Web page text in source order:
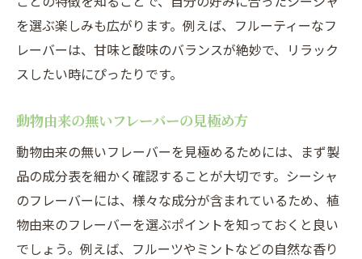
を選ぶ楽しみも広がります。例えば、フルーティーなフ
レーバーは、甘味と酸味のバランスが絶妙で、リラック
スしたい時にぴったりです。
動物由来の無いフレーバーの見極め方
動物由来の無いフレーバーを見極めるためには、まず製
品の成分表を細かく確認することが大切です。シーシャ
のフレーバーには、様々な成分が含まれているため、植
物由来のフレーバーを選ぶポイントを知っておくと良い
でしょう。例えば、フルーツやミントなどの自然な香り